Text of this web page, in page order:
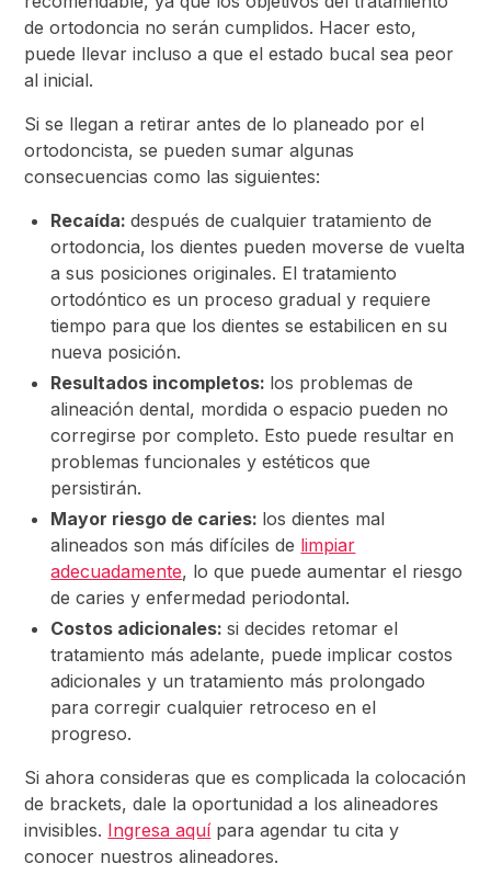
de ortodoncia no serán cumplidos. Hacer esto,
puede llevar incluso a que el estado bucal sea peor
al inicial.
Si se llegan a retirar antes de lo planeado por el
ortodoncista, se pueden sumar algunas
consecuencias como las siguientes:
Recaída:después de cualquier tratamiento de
ortodoncia, los dientes pueden moverse de vuelta
a sus posiciones originales. El tratamiento
ortodóntico es un proceso gradual y requiere
tiempo para que los dientes se estabilicen en su
nueva posición.
Resultados incompletos: los problemas de
alineación dental, mordida o espacio pueden no
corregirse por completo. Esto puede resultar en
problemas funcionales y estéticos que
persistirán.
Mayor riesgo de caries: los dientes mal
alineados son más difíciles de limpiar
adecuadamente, lo que puede aumentar el riesgo
de caries y enfermedad periodontal.
Costos adicionales:si decides retomar el
tratamiento más adelante, puede implicar costos
adicionales y un tratamiento más prolongado
para corregir cualquier retroceso en el
progreso.
Si ahora consideras que es complicada la colocación
de brackets, dale la oportunidad a los alineadores
invisibles. Ingresa aquípara agendar tu cita y
conocer nuestros alineadores.